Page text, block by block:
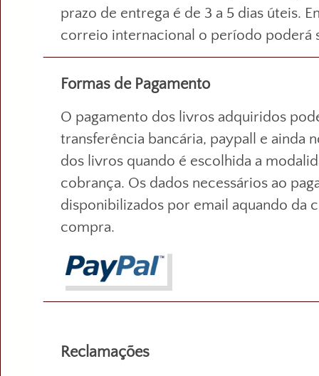
prazo de entrega é de 3 a 5 dias úteis.
correio internacional o período poderá
Formas de Pagamento
O pagamento dos livros adquiridos
transferência bancária, paypall e ainda
dos livros quando é escolhida a
cobrança. Os dados necessários ao
disponibilizados por email aquando da
compra.
Reclamações